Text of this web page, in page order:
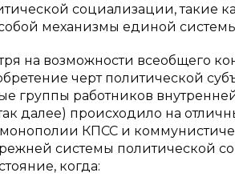
социализации, такие
механизмы единой
на возможности всеобщего
черт политической
группы работников
далее) происходило на
КПСС и
системы политической
когда: